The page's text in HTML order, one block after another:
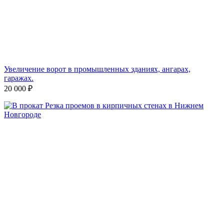
Увеличение ворот в промышленных зданиях, ангарах,
гаражах.
20 000 ₽